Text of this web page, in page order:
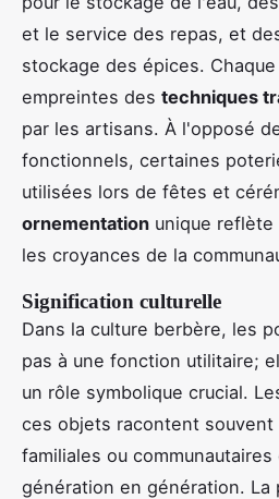
et le service des repas, et
stockage des épices.
empreintes des techniques
par les artisans. À l'opposé
fonctionnels, certaines
utilisées lors de fêtes et
ornementation unique
les croyances de la
Signification culturelle
Dans la culture berbère, les
pas à une fonction utilitaire;
un rôle symbolique crucial.
ces objets racontent
familiales ou
génération en génération. La